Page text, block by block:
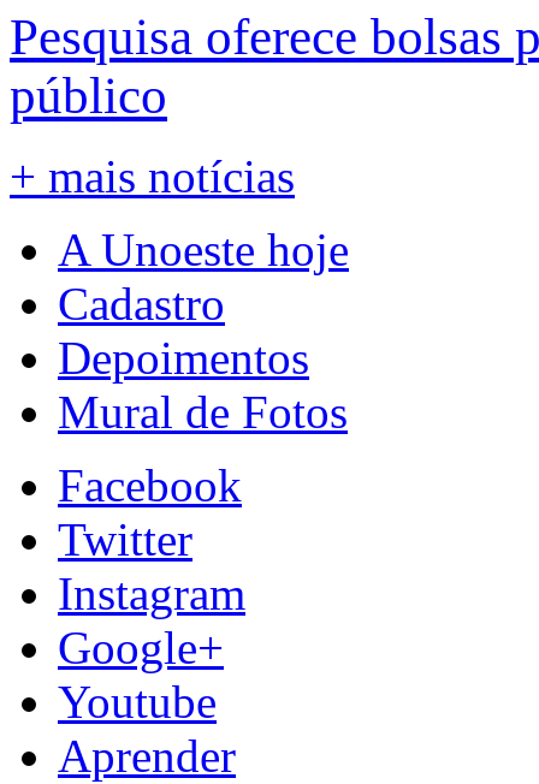
Pesquisa oferece bolsas
público
+ mais notícias
A Unoeste hoje
Cadastro
Depoimentos
Mural de Fotos
Facebook
Twitter
Instagram
Google+
Youtube
Aprender